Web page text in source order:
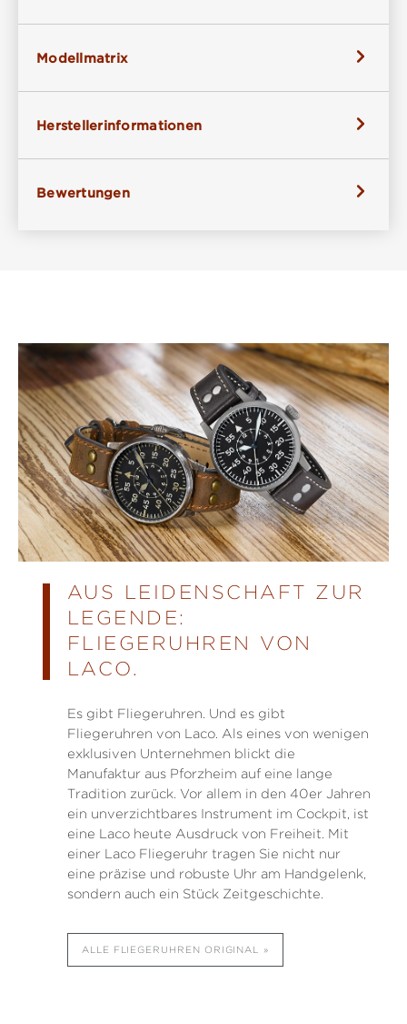
Modellmatrix
Herstellerinformationen
Bewertungen
AUS LEIDENSCHAFT ZUR
LEGENDE:
FLIEGERUHREN VON
LACO.
Es gibt Fliegeruhren. Und es gibt
Fliegeruhren von Laco. Als eines von wenigen
exklusiven Unternehmen blickt die
Manufaktur aus Pforzheim auf eine lange
Tradition zurück. Vor allem in den 40er Jahren
ein unverzichtbares Instrument im Cockpit, ist
eine Laco heute Ausdruck von Freiheit. Mit
einer Laco Fliegeruhr tragen Sie nicht nur
eine präzise und robuste Uhr am Handgelenk,
sondern auch ein Stück Zeitgeschichte.
ALLE FLIEGERUHREN ORIGINAL